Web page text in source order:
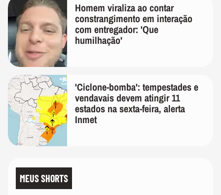
Homem viraliza ao contar
constrangimento em interação
com entregador: 'Que
humilhação'
'Ciclone-bomba': tempestades e
vendavais devem atingir 11
estados na sexta-feira, alerta
Inmet
MEUS SHORTS